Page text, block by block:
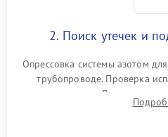
2. Поиск утечек и
Опрессовка системы азотом
трубопроводе. Проверка
течеискателем. Демонтаж
продувка капиллярной